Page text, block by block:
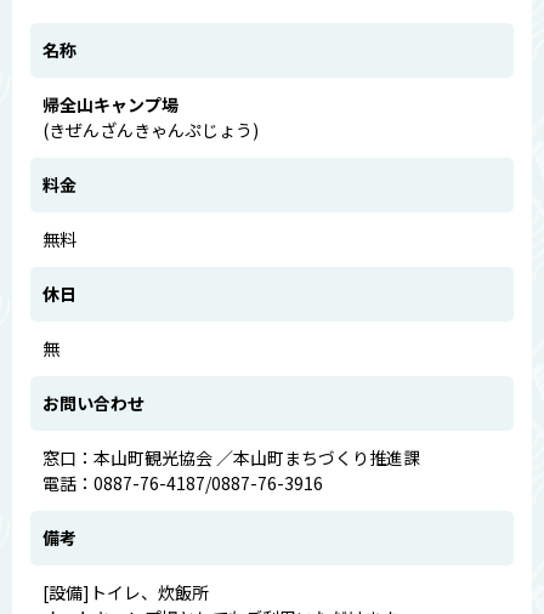
名称
帰全山キャンプ場
(きぜんざんきゃんぷじょう)
料金
無料
休日
無
お問い合わせ
窓口：本山町観光協会 ／本山町まちづくり推進課
電話：0887-76-4187/0887-76-3916
備考
[設備]トイレ、炊飯所